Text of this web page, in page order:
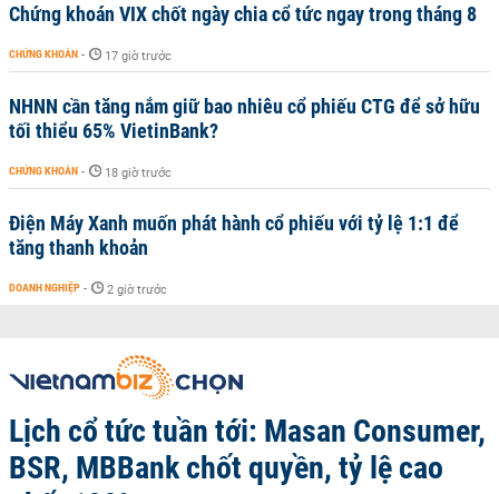
Chứng khoán VIX chốt ngày chia cổ tức ngay trong tháng 8
CHỨNG KHOÁN - 17 giờ trước
NHNN cần tăng nắm giữ bao nhiêu cổ phiếu CTG để sở hữu
tối thiểu 65% VietinBank?
CHỨNG KHOÁN - 18 giờ trước
Điện Máy Xanh muốn phát hành cổ phiếu với tỷ lệ 1:1 để
tăng thanh khoản
DOANH NGHIỆP - 2 giờ trước
Lịch cổ tức tuần tới: Masan Consumer,
BSR, MBBank chốt quyền, tỷ lệ cao